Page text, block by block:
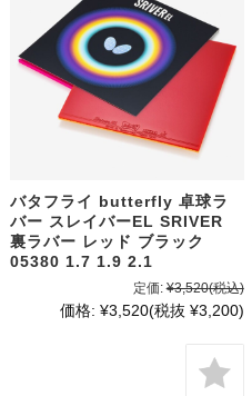
バタフライ butterfly 卓球ラ
バー スレイバーEL SRIVER
裏ラバー レッド ブラック
05380 1.7 1.9 2.1
定価: ¥3,520(税込)
価格: ¥3,520(税抜 ¥3,200)